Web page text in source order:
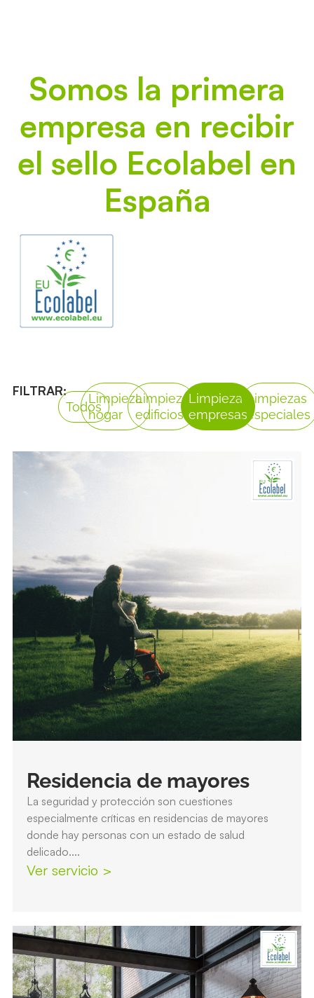
Somos la primera
empresa en recibir
el sello Ecolabel en
España
FILTRAR:
Todos
Limpieza
hogar
Limpieza
edificios
Limpieza
empresas
Limpiezas
especiales
Residencia de mayores
La seguridad y protección son cuestiones
especialmente críticas en residencias de mayores
donde hay personas con un estado de salud
delicado....
Ver servicio >